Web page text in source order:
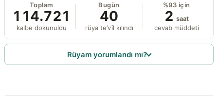
Toplam
114.721
kalbe dokunuldu
Bugün
40
rüya te’vîl kılındı
%93 için
2 saat
cevab müddeti
Rüyam yorumlandı mı?